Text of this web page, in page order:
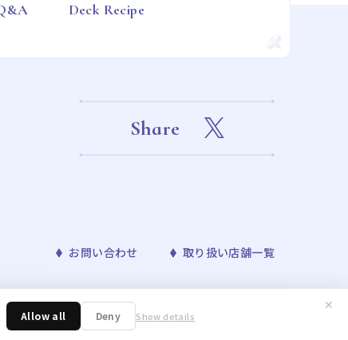
Allow all Deny Show details
✕
Deck Recipe
Share
お問い合わせ 取り扱い店舗一覧
©Bandai Namco Entertainment Inc. ©Disney
青山剛昌／小学館・読売テレビ・TMS 1996 ©nagano /